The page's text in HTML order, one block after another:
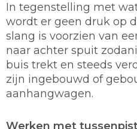
In tegenstelling met
wordt er geen druk op
slang is voorzien van
naar achter spuit
buis trekt en steeds
zijn ingebouwd of
aanhangwagen.
Werken met